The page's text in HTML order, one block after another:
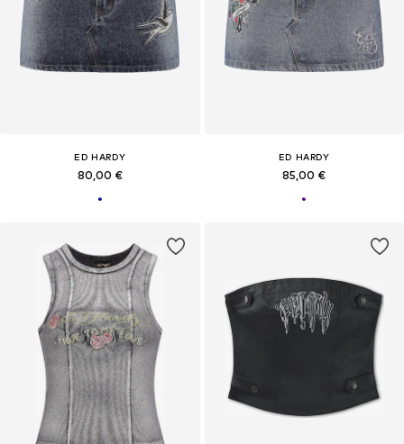
ED HARDY
80,00 €
ED HARDY
85,00 €